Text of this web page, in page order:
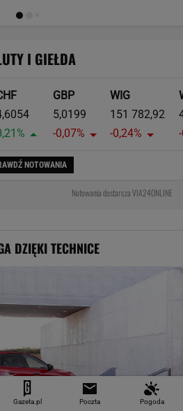
I GIEŁDA
GBP
5,0199
-0,07%
WIG
151 782,92
-0,24%
NOTOWANIA
Notowania dostarcza VIA24ONLINE
DZIĘKI TECHNICE
Gazeta.pl Poczta Pogoda